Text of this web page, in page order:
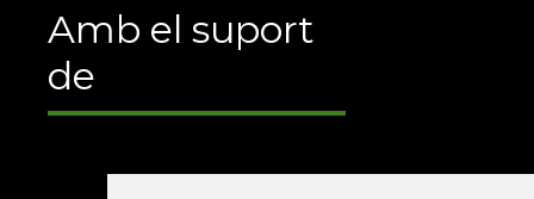
Amb el suport
de